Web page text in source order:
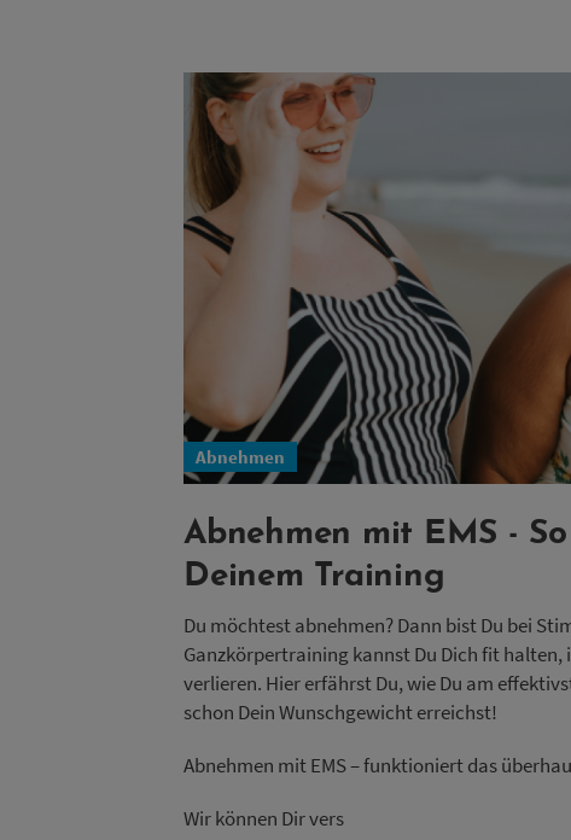
Abnehmen
Abnehmen mit EMS -
Deinem Training
Du möchtest abnehmen? Dann bist Du bei
Ganzkörpertraining kannst Du Dich fit
verlieren. Hier erfährst Du, wie Du am
schon Dein Wunschgewicht erreichst!
Abnehmen mit EMS – funktioniert das
Wir können Dir vers